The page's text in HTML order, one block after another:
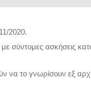
2020.
ασκήσεις
να το γνωρίσουν εξ